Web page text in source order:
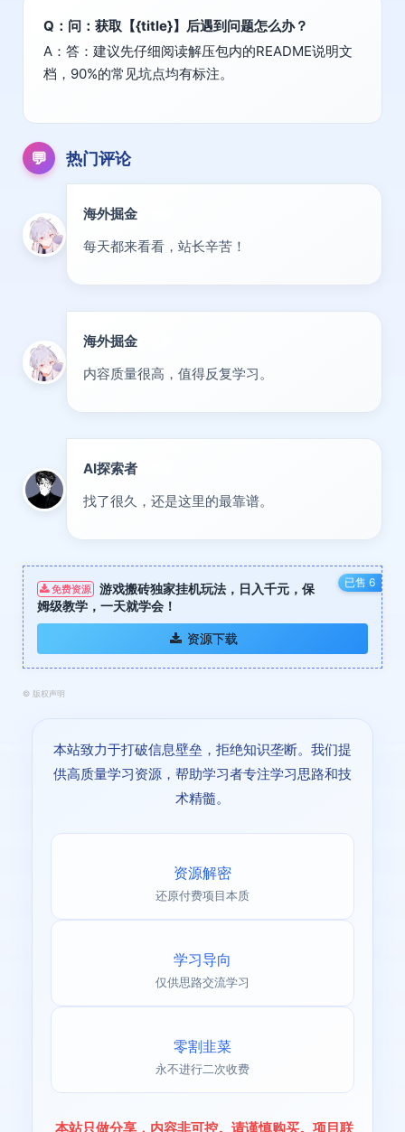
Q：问：获取【{title}】后遇到问题怎么办？
A：答：建议先仔细阅读解压包内的README说明文
档，90%的常见坑点均有标注。
💬 热门评论
海外掘金
每天都来看看，站长辛苦！
海外掘金
内容质量很高，值得反复学习。
AI探索者
找了很久，还是这里的最靠谱。
已售 6
免费资源
游戏搬砖独家挂机玩法，日入千元，保
姆级教学，一天就学会！
资源下载
© 版权声明
本站致力于打破信息壁垒，拒绝知识垄断。我们提
供高质量学习资源，帮助学习者专注学习思路和技
术精髓。
资源解密
还原付费项目本质
学习导向
仅供思路交流学习
零割韭菜
永不进行二次收费
本站只做分享，内容非可控。请谨慎购买。项目联